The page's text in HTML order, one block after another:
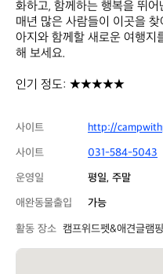
화하고, 함께하는 행복을 뛰
매년 많은 사람들이 이곳을
아지와 함께할 새로운 여행지
해 보세요.
인기 정도: ★★★★★
사이트
http://
사이트
031-584-5043
운영일
평일, 주말
애완동물출입
가능
활동 장소 캠프위드펫&애견글램핑